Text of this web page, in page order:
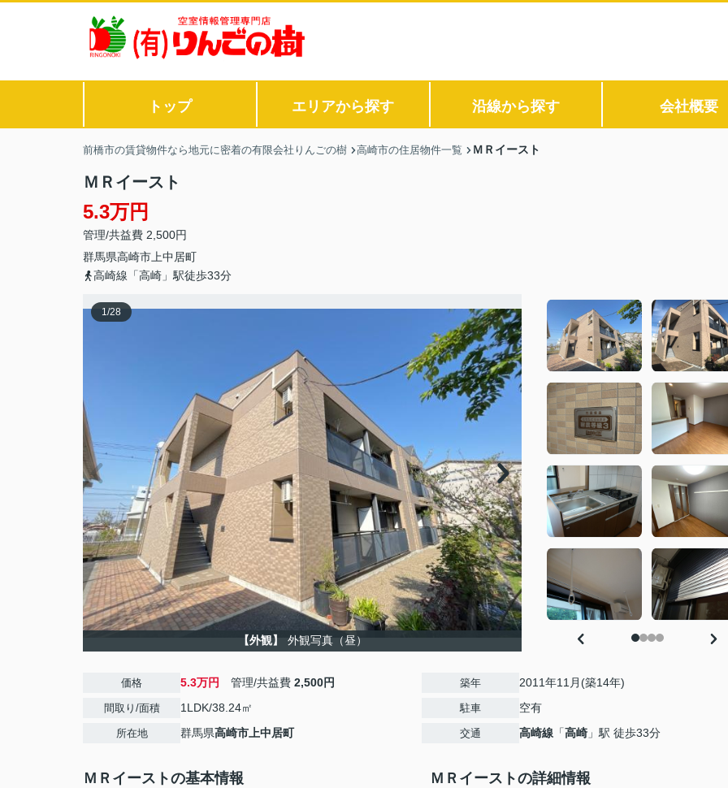
トップ エリアから探す 沿線から探す 会社概要
前橋市の賃貸物件なら地元に密着の有限会社りんごの樹 高崎市の住居物件一覧 ＭＲイースト
ＭＲイースト
5.3万円
管理/共益費 2,500円
群馬県高崎市 上中居町
高崎線「高崎」駅徒歩33分
1/28
【外観】 外観写真（昼）
価格 5.3万円 管理/共益費 2,500円
間取り/面積 1LDK/38.24㎡
所在地 群馬県高崎市 上中居町
築年 2011年11月(築14年)
駐車 空有
交通 高崎線 「高崎 」駅 徒歩33分
ＭＲイーストの基本情報 ＭＲイーストの詳細情報